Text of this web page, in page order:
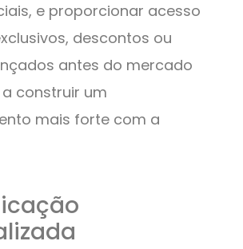
e proporcionar acesso
descontos ou
antes do mercado
construir um
mais forte com a